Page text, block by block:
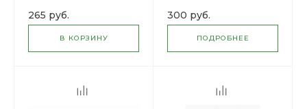
265 руб.
В КОРЗИНУ
300 руб.
ПОДРОБНЕЕ